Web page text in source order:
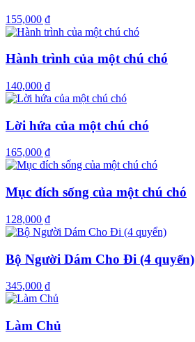
155,000 ₫
Hành trình của một chú chó
140,000 ₫
Lời hứa của một chú chó
165,000 ₫
Mục đích sống của một chú chó
128,000 ₫
Bộ Người Dám Cho Đi (4 quyển)
345,000 ₫
Làm Chủ